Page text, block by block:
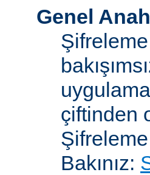
Genel
Şifreleme
çiftinden
Bakınız: